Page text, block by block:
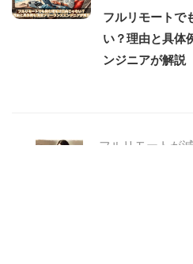
フルリモートで
い？理由と具体
ンジニアが解説
フルリモートが